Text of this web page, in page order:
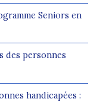
Seniors en
des personnes
handicapées :